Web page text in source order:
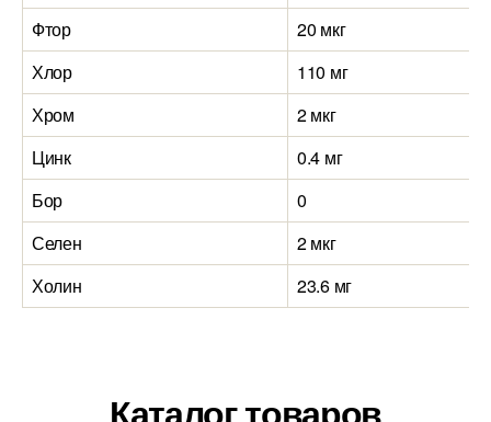
Фтор
20 мкг
Хлор
110 мг
Хром
2 мкг
Цинк
0.4 мг
Бор
0
Селен
2 мкг
Холин
23.6 мг